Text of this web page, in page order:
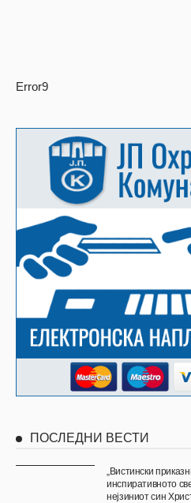
Error9
ПОСЛЕДНИ ВЕСТИ
„Вистински
инспиративното
нејзиниот син